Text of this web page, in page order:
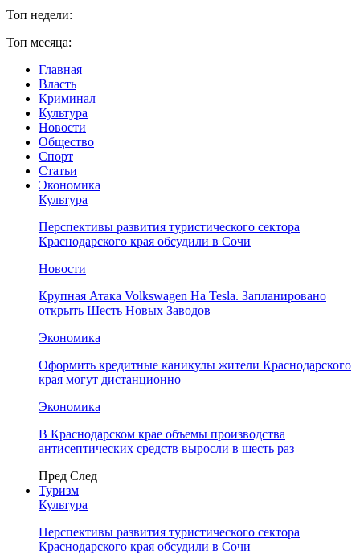
Топ недели:
Топ месяца:
Главная
Власть
Криминал
Культура
Новости
Общество
Спорт
Статьи
Экономика
Культура
Перспективы развития туристического сектора
Краснодарского края обсудили в Сочи
Новости
Крупная Атака Volkswagen На Tesla. Запланировано
открыть Шесть Новых Заводов
Экономика
Оформить кредитные каникулы жители Краснодарского
края могут дистанционно
Экономика
В Краснодарском крае объемы производства
антисептических средств выросли в шесть раз
Пред След
Туризм
Культура
Перспективы развития туристического сектора
Краснодарского края обсудили в Сочи